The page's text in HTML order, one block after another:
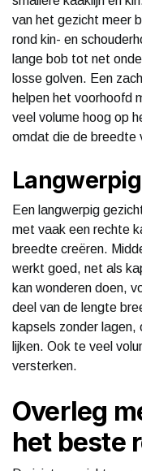
van het gezicht meer
rond kin- en
lange bob tot net
losse golven. Een
helpen het voorhoofd
veel volume hoog op
omdat die de breedte
Een langwerpig
met vaak een rechte
breedte creëren.
werkt goed, net als
kan wonderen doen,
deel van de lengte
kapsels zonder
lijken. Ook te veel
versterken.
Overleg
het beste